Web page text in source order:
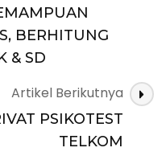
BERHITUNG
& SD
Artikel Berikutnya
PSIKOTEST
TELKOM